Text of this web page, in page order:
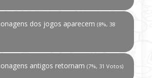
dos jogos aparecem (8%, 38
antigos retornam (7%, 31 Votos)